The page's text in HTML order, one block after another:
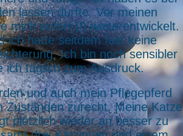
lassen durfte. Vor meinen
mich sofort (!) weiterentwickelt.
ich hatte seitdem fast keine
Ich bin noch sensibler
ich täglich zum Ausdruck.
und auch mein Pflegepferd
zurecht. Meine Katze
plötzlich wieder an besser zu